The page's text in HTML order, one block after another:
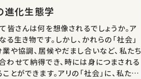
進化生態学
皆さんは何を想像されるでしょうか。ア
る生き物です。しかし、かれらの「社会」
や協調、居候やだまし合いなど、私たち
わせて納得でき、時には身につまされる
とができます。アリの「社会」に、私たち